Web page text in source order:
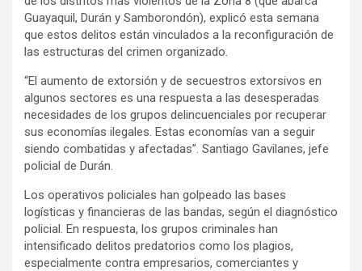
Guayaquil, Durán y Samborondón), explicó esta semana
que estos delitos están vinculados a la reconfiguración de
las estructuras del crimen organizado.
“El aumento de extorsión y de secuestros extorsivos en
algunos sectores es una respuesta a las desesperadas
necesidades de los grupos delincuenciales por recuperar
sus economías ilegales. Estas economías van a seguir
siendo combatidas y afectadas”. Santiago Gavilanes, jefe
policial de Durán.
Los operativos policiales han golpeado las bases
logísticas y financieras de las bandas, según el diagnóstico
policial. En respuesta, los grupos criminales han
intensificado delitos predatorios como los plagios,
especialmente contra empresarios, comerciantes y